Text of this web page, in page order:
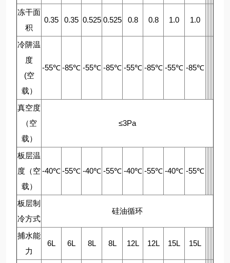
冻干面
积
0.35 0.35 0.525 0.525 0.8 0.8 1.0 1.0
冷阱温
度
(空
载）
-55℃-85℃ -55℃ -85℃ -55℃ -85℃ -55℃ -85℃
真空度
（空
载）
≤3Pa
板层温
度（空
载）
-40℃-55℃ -40℃ -55℃ -40℃ -55℃ -40℃ -55℃
板层制
冷方式
硅油循环
捕水能
力
6L 6L 8L 8L 12L 12L 15L 15L